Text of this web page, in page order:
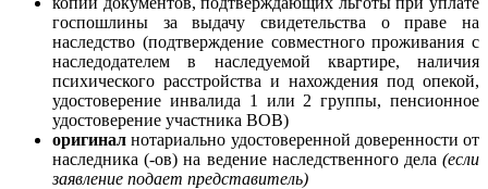
госпошлины за выдачу свидетельства о праве на
наследство (подтверждение совместного проживания с
наследодателем в наследуемой квартире, наличия
психического расстройства и нахождения под опекой,
удостоверение инвалида 1 или 2 группы, пенсионное
удостоверение участника ВОВ)
оригиналнотариально удостоверенной доверенности от
наследника (-ов) на ведение наследственного дела (если
заявление подает представитель)